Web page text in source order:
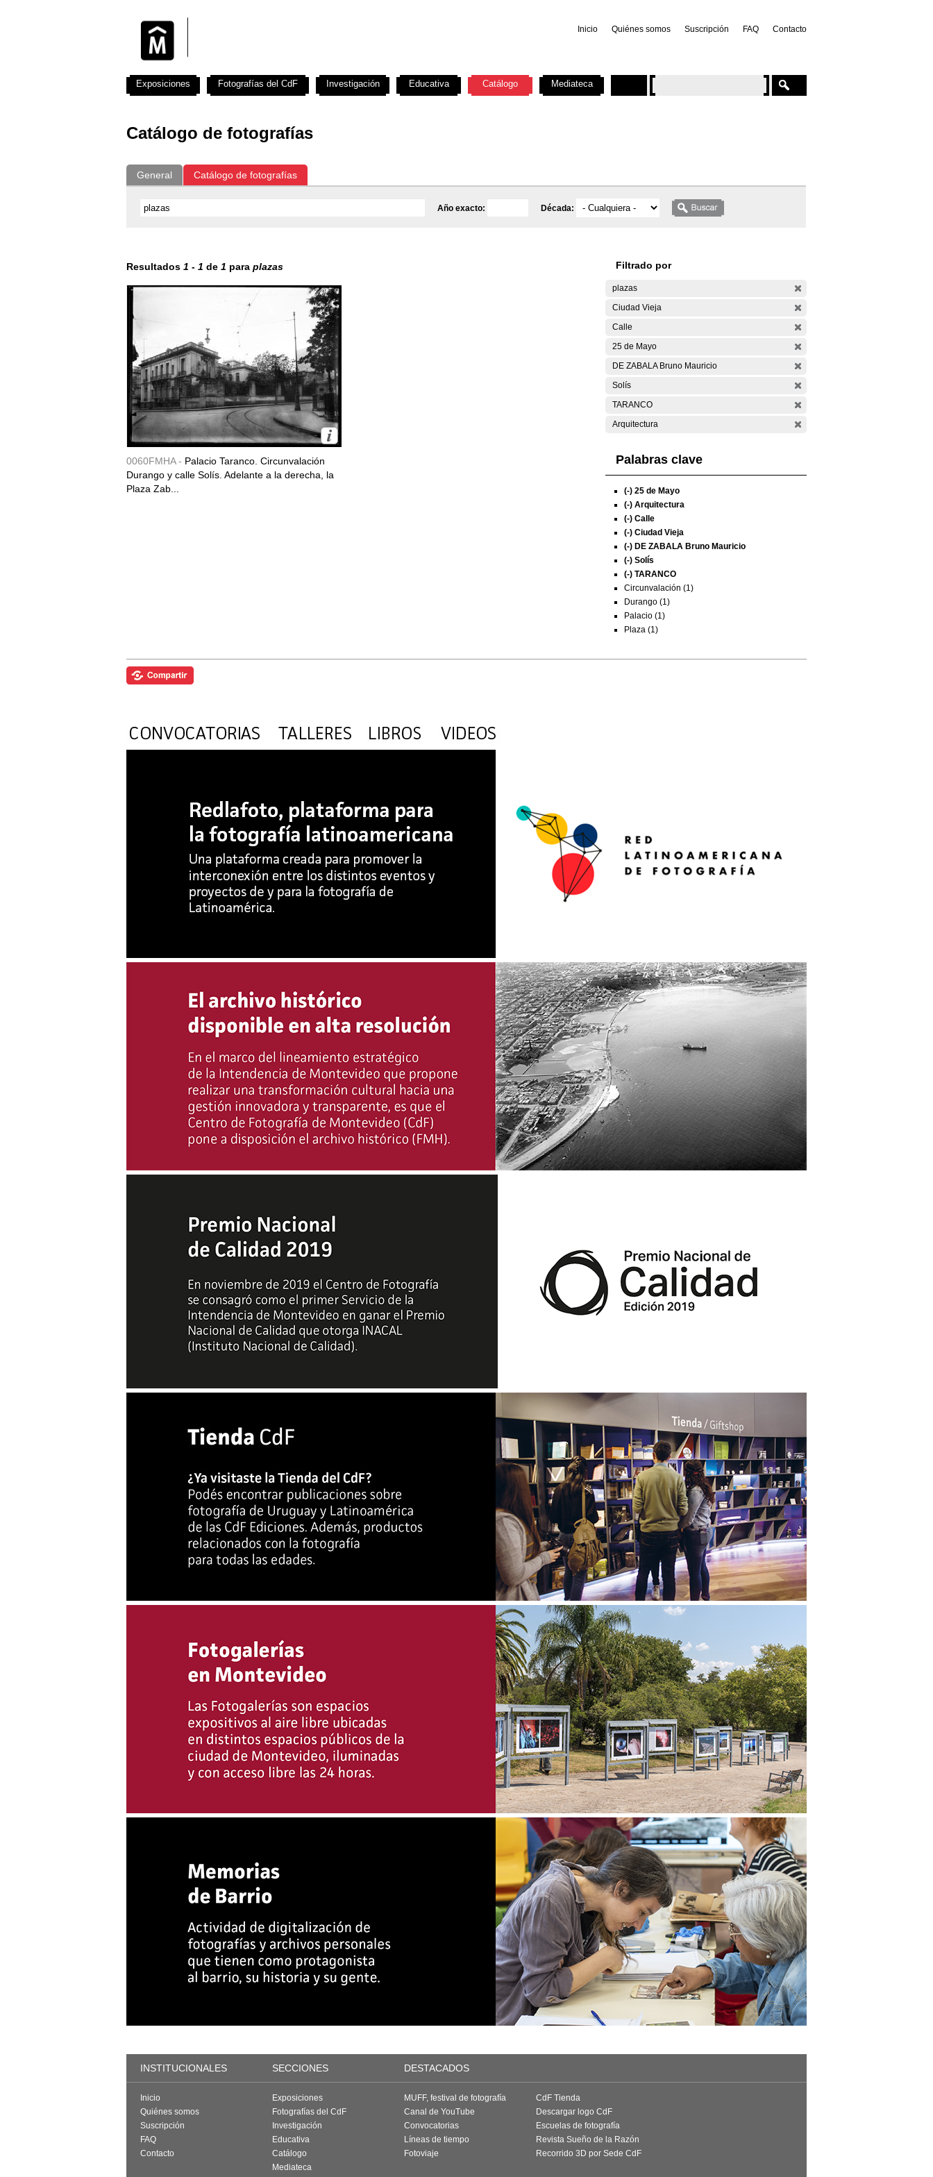
Inicio Quiénes somos Suscripción FAQ Contacto
Catálogo de fotografías
General Catálogo de fotografías
Año exacto: Década:
Resultados 1 - 1 de 1 para plazas
0060FMHA - Palacio Taranco. Circunvalación
Durango y calle Solís. Adelante a la derecha, la
Plaza Zab...
Filtrado por
plazas
Ciudad Vieja
Calle
25 de Mayo
DE ZABALA Bruno Mauricio
Solís
TARANCO
Arquitectura
Palabras clave
(-) 25 de Mayo
(-) Arquitectura
(-) Calle
(-) Ciudad Vieja
(-) DE ZABALA Bruno Mauricio
(-) Solís
(-) TARANCO
Circunvalación (1)
Durango (1)
Palacio (1)
Plaza (1)
Exposiciones Fotografías del CdF Investigación Educativa Catálogo Mediateca
INSTITUCIONALES SECCIONES DESTACADOS
Inicio
Quiénes somos
Suscripción
FAQ
Contacto
Exposiciones
Fotografías del CdF
Investigación
Educativa
Catálogo
Mediateca
MUFF, festival de fotografía
Canal de YouTube
Convocatorias
Líneas de tiempo
Fotoviaje
CdF Tienda
Descargar logo CdF
Escuelas de fotografía
Revista Sueño de la Razón
Recorrido 3D por Sede CdF